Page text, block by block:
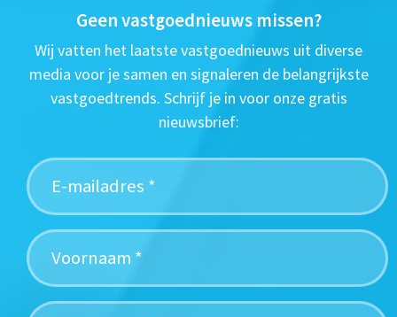
Geen vastgoednieuws missen?
Wij vatten het laatste vastgoednieuws uit diverse
media voor je samen en signaleren de belangrijkste
vastgoedtrends. Schrijf je in voor onze gratis
nieuwsbrief: